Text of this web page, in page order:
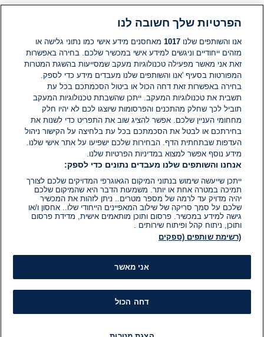
תגובות
אין עדיין תגובות. היה הראשון להגיב
הוסף תגובה
הפרטיות שלך חשובה לנו
אנו והשותפים שלנו1017 מאחסנים מידע אישי כמו נתוני גלישה או
מזהים ייחודיים וניגשים למידע אישי במכשיר שלכם. בחירה באפשרות
זאת אני מאשר מפעילה טכנולוגיות מעקב שמסייעות בהשגת המטרות
המפורטות בסעיף 'אנו והשותפים שלנו מעבדים מידע כדי לספק.
בחירה באפשרות זאת דחה הכול או ביטול הסכמתכם בכל עת
תשבית את טכנולוגיות המעקב. ייתכן שהשבתת טכנולוגיות המעקב
תוביל לכך שחלק מהתכנים והפרסומות שיוצגו לכם לא יהיו חלק
מחחומי העניין שלכם. אפשר להציג שוב את התפריט כדי לשנות את
בחירתכם או לבטל את הסכמתכם בכל עת בלחיצה על הקישור ניהול
העדפות שבתחתית הדף. הבחירות שלכם ישפיעו על אתר אישי שלנו.
מידע נוסף אפשר למצוא במדיניות הפרטיות שלנו.
אנחנו והשותפים שלנו מעבדים נתונים כדי לספק:
ייתכן שייעשה שימוש בנתוני המיקום הגאוגרפי המדויקים שלכם לצורך
תמיכה במטרה אחת או יותר. משמעות הדבר היא שהמיקום שלכם
יהיה מדויק עד לרמה של מספר מטרים.. ניתן לזהות את המכשיר
שלכם על סמך סריקה של שילוב המאפיינים הייחודי שלו.. אחסון ו/או
גישה למידע במכשיר. פרסום ותוכן מותאמים אישית, מדידת פרסום
ותוכן, ניתוח קהל ופיתוח שירותים .
(רשימת שותפים (ספקים
אני מאשר
דחה הכול